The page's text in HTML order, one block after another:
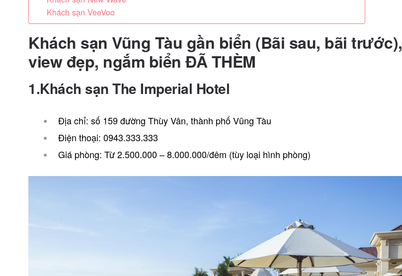
Khách sạn VeeVoo
Khách sạn Vũng Tàu gần biển (Bãi sau, bãi trước),
view đẹp, ngắm biển ĐÃ THÈM
1.Khách sạn The Imperial Hotel
Địa chỉ: số 159 đường Thùy Vân, thành phố Vũng Tàu
Điện thoại: 0943.333.333
Giá phòng: Từ 2.500.000 – 8.000.000/đêm (tùy loại hình phòng)